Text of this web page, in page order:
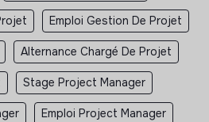
Emploi Gestion De Projet
Alternance Chargé De Projet
Stage Project Manager
Emploi Project Manager